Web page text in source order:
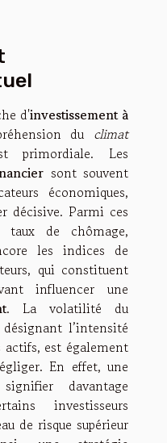
d'investissement à
du climat
Les
sont souvent
économiques,
décisive. Parmi ces
de chômage,
les indices de
qui constituent
influencer une
. La volatilité du
l’intensité
actifs, est également
En effet, une
davantage
investisseurs
de risque supérieur